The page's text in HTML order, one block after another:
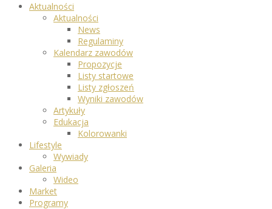
Aktualności
Aktualności
News
Regulaminy
Kalendarz zawodów
Propozycje
Listy startowe
Listy zgłoszeń
Wyniki zawodów
Artykuły
Edukacja
Kolorowanki
Lifestyle
Wywiady
Galeria
Wideo
Market
Programy